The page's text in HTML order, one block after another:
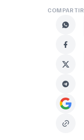
COMPARTIR